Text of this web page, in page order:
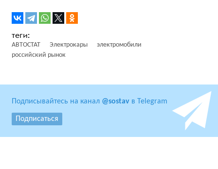
АВТОСТАТ Электрокары
электромобили
российский рынок
Подписывайтесь на канал @sostav в Telegram
Подписаться